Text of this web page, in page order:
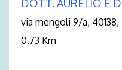
DOTT. AURELIO E
via mengoli 9/a,
0.73 Km